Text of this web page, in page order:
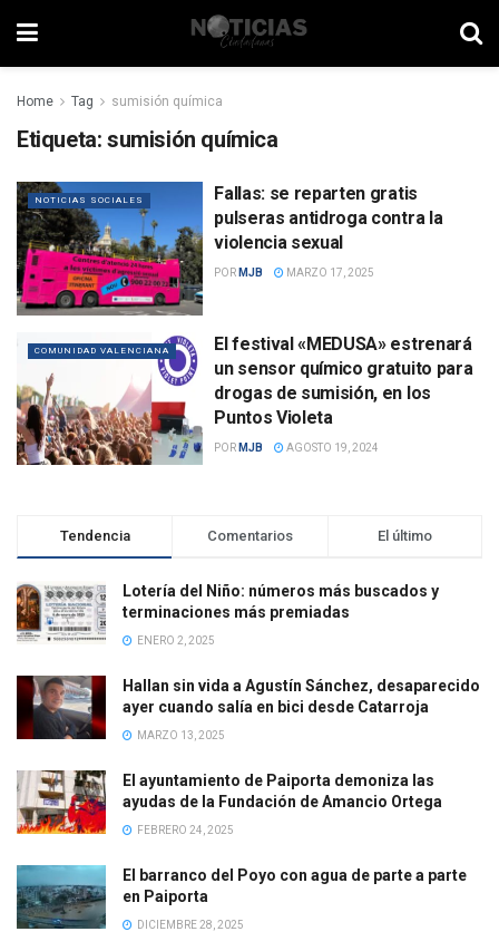
Home Tag sumisión química
Etiqueta: sumisión química
NOTICIAS SOCIALES
Fallas: se reparten gratis
pulseras antidroga contra la
violencia sexual
POR MJB MARZO 17, 2025
COMUNIDAD VALENCIANA
El festival «MEDUSA» estrenará
un sensor químico gratuito para
drogas de sumisión, en los
Puntos Violeta
POR MJB AGOSTO 19, 2024
Tendencia Comentarios El último
Lotería del Niño: números más buscados y
terminaciones más premiadas
ENERO 2, 2025
Hallan sin vida a Agustín Sánchez, desaparecido
ayer cuando salía en bici desde Catarroja
MARZO 13, 2025
El ayuntamiento de Paiporta demoniza las
ayudas de la Fundación de Amancio Ortega
FEBRERO 24, 2025
El barranco del Poyo con agua de parte a parte
en Paiporta
DICIEMBRE 28, 2025